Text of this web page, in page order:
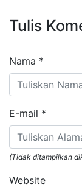
Tulis
Nama *
E-mail *
(Tidak ditampilkan
Website